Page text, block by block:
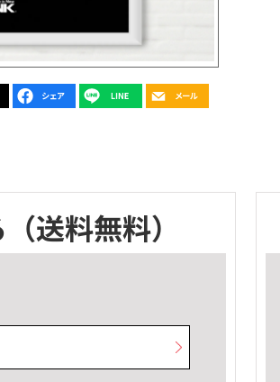
（送料無料）